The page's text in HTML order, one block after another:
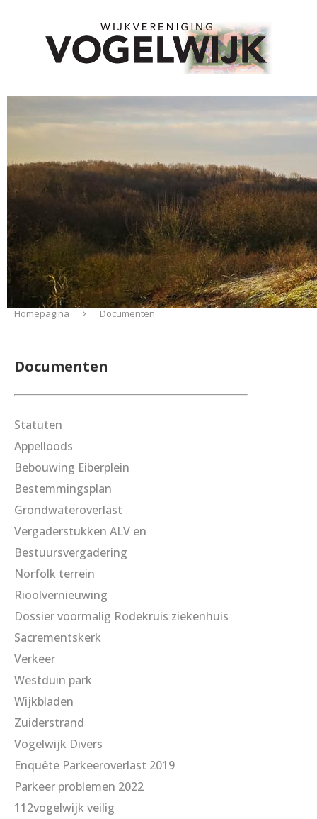
Homepagina Documenten
Documenten
Statuten
Appelloods
Bebouwing Eiberplein
Bestemmingsplan
Grondwateroverlast
Vergaderstukken ALV en
Bestuursvergadering
Norfolk terrein
Rioolvernieuwing
Dossier voormalig Rodekruis ziekenhuis
Sacrementskerk
Verkeer
Westduin park
Wijkbladen
Zuiderstrand
Vogelwijk Divers
Enquête Parkeeroverlast 2019
Parkeer problemen 2022
112vogelwijk veilig